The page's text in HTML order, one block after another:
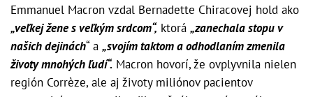
Emmanuel Macron vzdal Bernadette Chiracovej hold ako
„veľkej žene s veľkým srdcom“, ktorá „zanechala stopu v
našich dejinách“ a „svojím taktom a odhodlaním zmenila
životy mnohých ľudí“. Macron hovorí, že ovplyvnila nielen
región Corrèze, ale aj životy miliónov pacientov